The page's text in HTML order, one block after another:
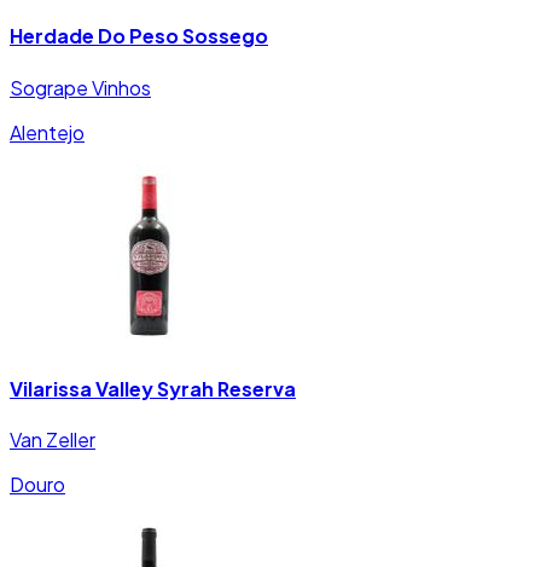
Herdade Do Peso Sossego
Sogrape Vinhos
Alentejo
Vilarissa Valley Syrah Reserva
Van Zeller
Douro